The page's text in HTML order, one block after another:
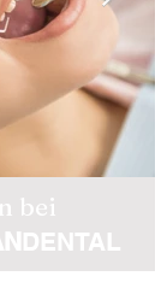
bei
DENTAL